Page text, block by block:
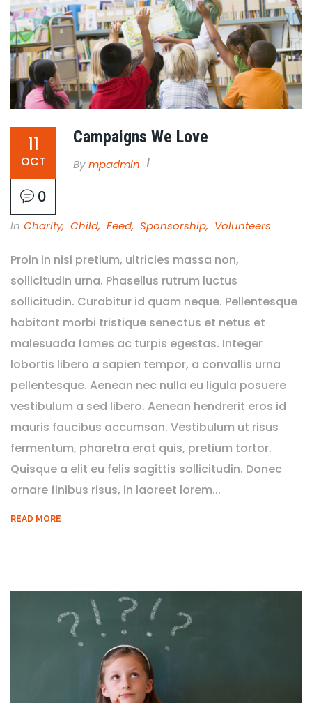
11
OCT
0
Campaigns We Love
By Mpadmin
In Charity, Child, Feed, Sponsorship, Volunteers
Proin in nisi pretium, ultricies massa non,
sollicitudin urna. Phasellus rutrum luctus
sollicitudin. Curabitur id quam neque. Pellentesque
habitant morbi tristique senectus et netus et
malesuada fames ac turpis egestas. Integer
lobortis libero a sapien tempor, a convallis urna
pellentesque. Aenean nec nulla eu ligula posuere
vestibulum a sed libero. Aenean hendrerit eros id
mauris faucibus accumsan. Vestibulum ut risus
fermentum, pharetra erat quis, pretium tortor.
Quisque a elit eu felis sagittis sollicitudin. Donec
ornare finibus risus, in laoreet lorem...
READ MORE